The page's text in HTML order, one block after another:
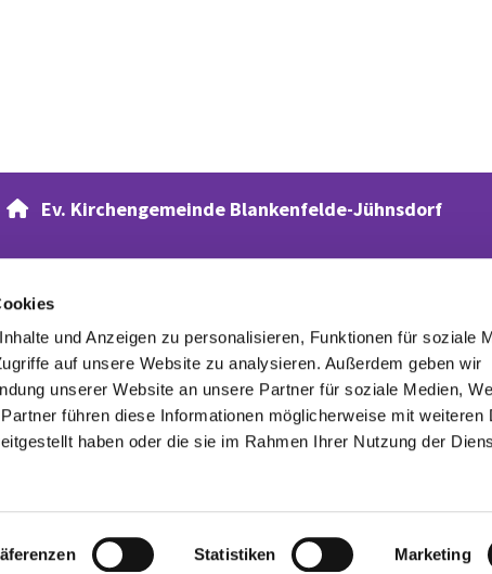
und Anzeigen zu personalisieren, Funktionen für soziale
auf unsere Website zu analysieren. Außerdem geben wir
unserer Website an unsere Partner für soziale Medien,
führen diese Informationen möglicherweise mit weiteren
haben oder die sie im Rahmen Ihrer Nutzung der
Statistiken Marketing
Ev. Kirchengemeinde Blankenfelde-Jühnsdorf
Evangelischer Waldfriedhof